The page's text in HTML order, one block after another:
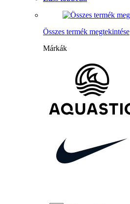
Összes termék megtekintése
Márkák